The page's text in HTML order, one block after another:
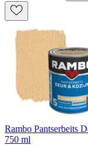
Rambo Pantserbeits
750 ml